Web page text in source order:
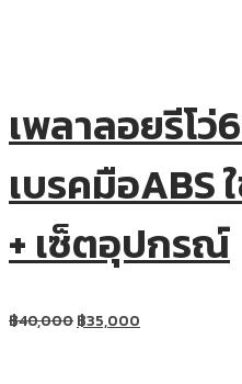
เพลาลอยรีโว่
เบรคมือABS
+ เซ็ตอุปกรณ์
฿40,000฿35,000